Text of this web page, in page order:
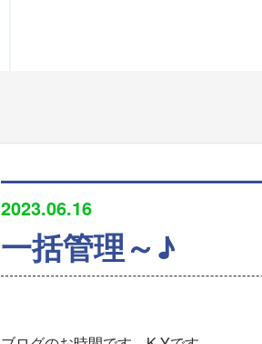
2023.06.16
一括管理～♪